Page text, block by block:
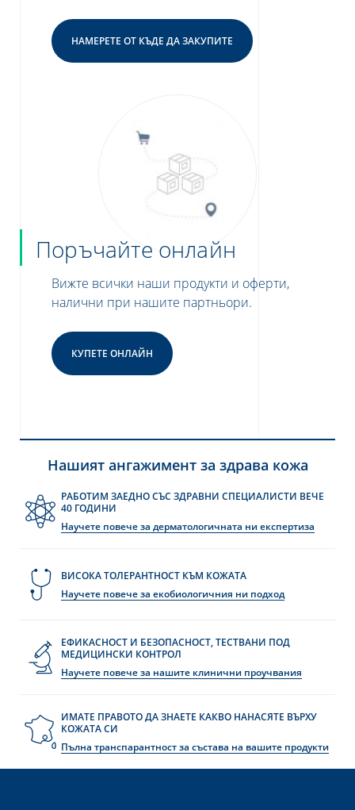
НАМЕРЕТЕ ОТ КЪДЕ ДА ЗАКУПИТЕ
Поръчайте онлайн
Вижте всички наши продукти и оферти,
налични при нашите партньори.
КУПЕТЕ ОНЛАЙН
Нашият ангажимент за здрава кожа
РАБОТИМ ЗАЕДНО СЪС ЗДРАВНИ СПЕЦИАЛИСТИ ВЕЧЕ
40 ГОДИНИ
Научете повече за дерматологичната ни експертиза
ВИСОКА ТОЛЕРАНТНОСТ КЪМ КОЖАТА
Научете повече за екобиологичния ни подход
ЕФИКАСНОСТ И БЕЗОПАСНОСТ, ТЕСТВАНИ ПОД
МЕДИЦИНСКИ КОНТРОЛ
Научете повече за нашите клинични проучвания
ИМАТЕ ПРАВОТО ДА ЗНАЕТЕ КАКВО НАНАСЯТЕ ВЪРХУ
КОЖАТА СИ
Пълна транспарантност за състава на вашите продукти